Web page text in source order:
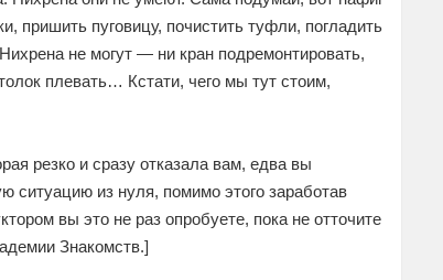
пришить пуговицу, почистить туфли, погладить
не могут — ни кран подремонтировать,
плевать… Кстати, чего мы тут стоим,
резко и сразу отказала вам, едва вы
ситуацию из нуля, помимо этого заработав
вы это не раз опробуете, пока не отточите
Знакомств.]